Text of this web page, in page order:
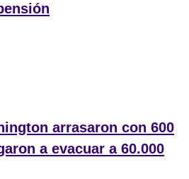
arrasaron con 600
a evacuar a 60.000